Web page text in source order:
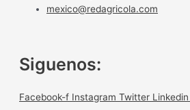
mexico@redagricola.com
Siguenos:
Facebook-f Instagram Twitter Linkedin